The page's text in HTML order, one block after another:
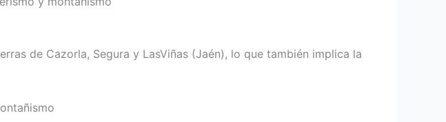
de Cazorla, Segura y LasViñas (Jaén), lo que también implica la